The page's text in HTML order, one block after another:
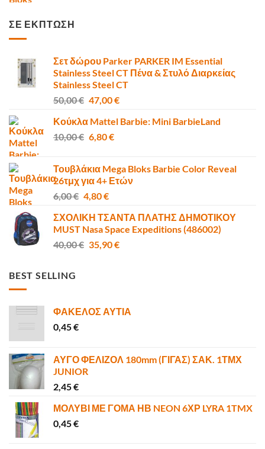
ΣΕ ΕΚΠΤΩΣΗ
Σετ δώρου Parker PARKER IM Essential
Stainless Steel CT Πένα & Στυλό Διαρκείας
Stainless Steel CT
50,00€ Original
was:
50,00 €.
47,00€Η
τιμή
Κούκλα Mattel Barbie: Mini BarbieLand
10,00€ Original
10,00 €.
6,80€Η
είναι:
6,80 €.
Τουβλάκια Mega Bloks Barbie Color Reveal
26τμχ για 4+ Ετών
6,00€ Original
was:
6,00 €.
4,80€Η
τιμή
είναι:
4,80 €.
ΣΧΟΛΙΚΗ ΤΣΑΝΤΑ ΠΛΑΤΗΣ ΔΗΜΟΤΙΚΟΥ
MUST Nasa Space Expeditions (486002)
40,00€ Original
35,90€Η
BEST SELLING
ΦΑΚΕΛΟΣ ΑΥΤΙΑ
0,45€
ΑΥΓΟ ΦΕΛΙΖΟΛ 180mm (ΓΙΓΑΣ) ΣΑΚ. 1ΤΜΧ
JUNIOR
2,45€
ΜΟΛΥΒΙ ΜΕ ΓΟΜΑ ΗΒ NEON 6ΧΡ LYRA 1TMX
0,45€